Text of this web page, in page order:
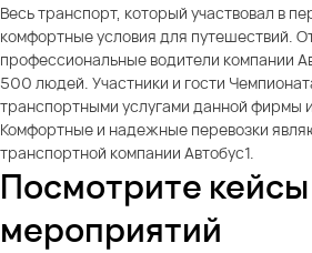
Весь транспорт, который участвовал в
комфортные условия для путешествий.
профессиональные водители компании
500 людей. Участники и гости
транспортными услугами данной фирмы
Комфортные и надежные перевозки
транспортной компании Автобус1.
Посмотрите
мероприятий